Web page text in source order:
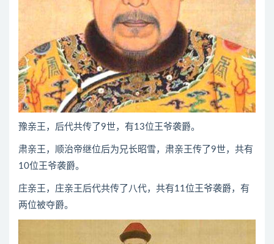
豫亲王，后代共传了9世，有13位王爷袭爵。
肃亲王，顺治帝继位后为兄长昭雪，肃亲王传了9世，共有
10位王爷袭爵。
庄亲王，庄亲王后代共传了八代，共有11位王爷袭爵，有
两位被夺爵。